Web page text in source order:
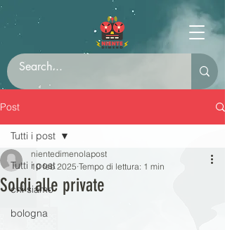
Post
Tutti i post
chi siamo
bologna
Tutti i post
Soldi alle private
nientedimenolapost
10 feb 2025 Tempo di lettura: 1 min